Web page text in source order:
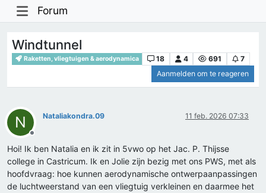
Forum
Windtunnel
Raketten, vliegtuigen & aerodynamica 18 4 691
7
Aanmelden om te reageren
N
Offline
Nataliakondra.09 11 feb. 2026 07:33
Hoi! Ik ben Natalia en ik zit in 5vwo op het Jac. P. Thijsse
college in Castricum. Ik en Jolie zijn bezig met ons PWS, met als
hoofdvraag: hoe kunnen aerodynamische ontwerpaanpassingen
de luchtweerstand van een vliegtuig verkleinen en daarmee het